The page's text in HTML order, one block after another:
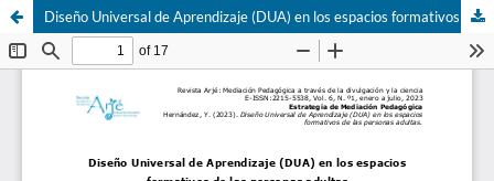
Diseño Universal de Aprendizaje (DUA) en los espacios formativos de las personas adultas